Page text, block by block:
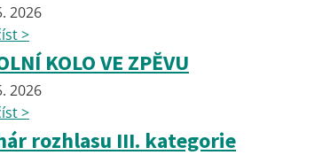
2026
>
KOLO VE ZPĚVU
2026
>
rozhlasu III. kategorie